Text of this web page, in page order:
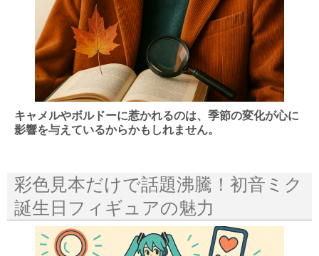
キャメルやボルドーに惹かれるのは、季節の変化が心に
影響を与えているからかもしれません。
彩色見本だけで話題沸騰！初音ミク
誕生日フィギュアの魅力